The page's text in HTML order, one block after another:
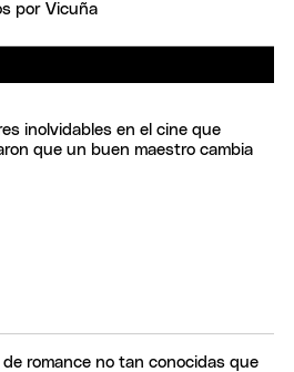
por Vicuña
inolvidables en el cine que
que un buen maestro cambia
de romance no tan conocidas que